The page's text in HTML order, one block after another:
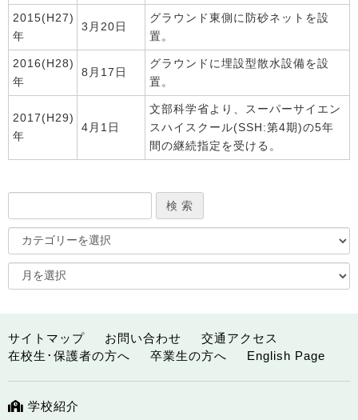
2015(H27)
年
3月20日
グラウンド東側に防砂ネットを設
置。
2016(H28)
年
8月17日
グラウンドに埋設型散水設備を設
置。
2017(H29)
年
4月1日
文部科学省より、スーパーサイエン
スハイスクール(SSH:第4期)の5年
間の継続指定を受ける。
サイトマップ お問い合わせ
交通アクセス
在校生･保護者の方へ
卒業生の方へ English Page
学校紹介